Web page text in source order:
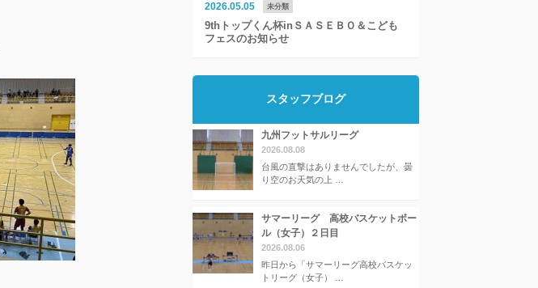
2026.05.05 未分類
9thトップくん杯inＳＡＳＥＢＯ＆こども
フェスのお知らせ
スタッフブログ
九州フットサルリーグ
2026.08.08
台風の直撃はありませんでしたが、曇
り空のお天気の上 …
サマーリーグ 高校バスケットボー
ル（女子）２日目
2026.08.06
昨日から「サマーリーグ高校バスケッ
トリーグ（女子） …